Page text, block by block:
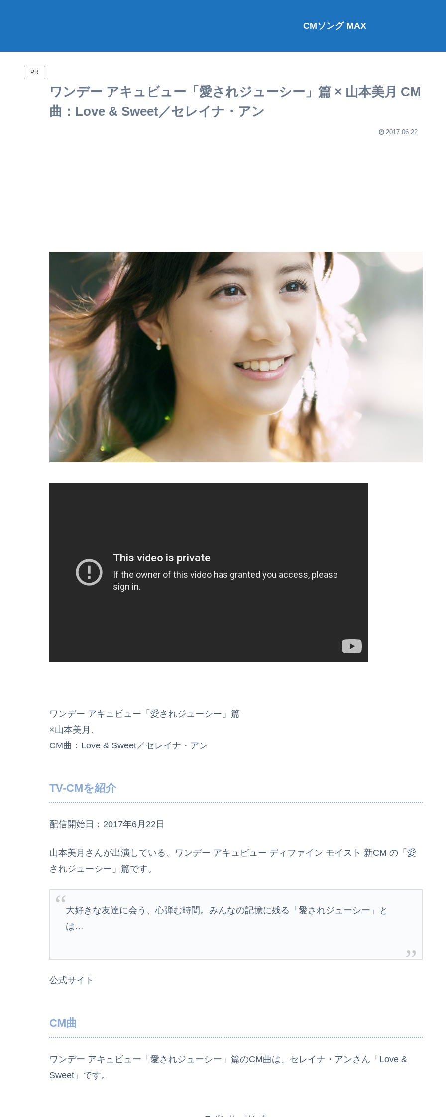
CMソング MAX
PR
ワ­ンデー アキュビュー「愛されジューシー」篇 × 山本美月 CM
曲：Love & Sweet／セレイナ・アン
2017.06.22
ワ­ンデー アキュビュー「愛されジューシー」篇
×山本美月、
CM曲：Love & Sweet／セレイナ・アン
TV-CMを紹介
配信開始日：2017年6月22日
山本美月さんが出演している、ワ­ンデー アキュビュー ディファイン モイスト 新CM の「愛
されジューシー」篇です。
大好きな友達に会う、心弾む時間。みんなの記憶に残る「愛されジューシー」と
は…
公式サイト
CM曲
ワ­ンデー アキュビュー「愛されジューシー」篇のCM曲は、セレイナ・アンさん「Love &
Sweet」です。